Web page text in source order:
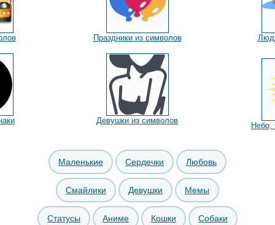
Праздники из символов
Девушки из символов
Небо,
Маленькие Сердечки Любовь
Смайлики Девушки Мемы
Статусы Аниме Кошки Собаки